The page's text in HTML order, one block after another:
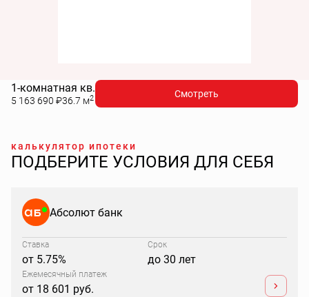
1-комнатная кв.
5 163 690 ₽36.7 м2 Смотреть
калькулятор ипотеки
ПОДБЕРИТЕ УСЛОВИЯ ДЛЯ СЕБЯ
Абсолют банк
Ставка
от 5.75%
Срок
до 30 лет
Ежемесячный платеж
от 18 601 руб.